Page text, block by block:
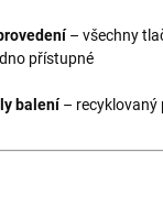
– všechny
přístupné
balení– recyklovaný